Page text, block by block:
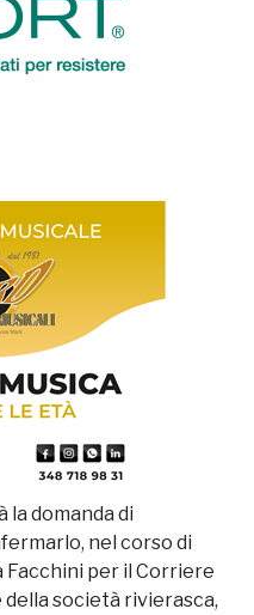
domanda di
nel corso di
Facchini per il Corriere
società rivierasca,